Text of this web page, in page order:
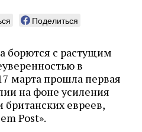
Поделиться
борются с растущим
в
марта прошла первая
на фоне усиления
британских евреев,
Post».